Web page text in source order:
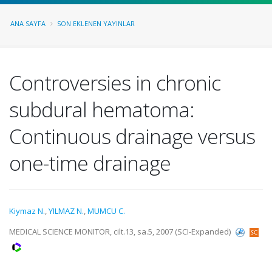
ANA SAYFA SON EKLENEN YAYINLAR
Controversies in chronic
subdural hematoma:
Continuous drainage versus
one-time drainage
Kiymaz N.,YILMAZ N.,MUMCU C.
MEDICAL SCIENCE MONITOR, cilt.13, sa.5, 2007 (SCI-Expanded)